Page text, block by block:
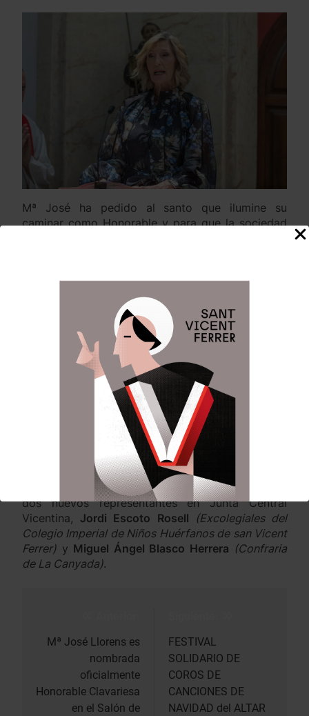
Mª José ha pedido al santo que ilumine su
caminar como Honorable y para que la sociedad
Al finalizar la misa la Presidente de
Mónica Gily laHonorable Clavariesa
Mª José Llorenshan impuesto las medallas a los
dos nuevos representantes en Junta Central
Vicentina, Jordi Escoto Rosell
(Excolegiales del
Colegio Imperial de Niños Huérfanos de san Vicent
Ferrer) y Miguel Ángel Blasco Herrera (Confraria
de La Canyada).
de
entradas
Mª José Llorens es
nombrada
oficialmente
Honorable Clavariesa
en el Salón de
FESTIVAL
SOLIDARIO DE
COROS DE
CANCIONES DE
NAVIDAD del ALTAR